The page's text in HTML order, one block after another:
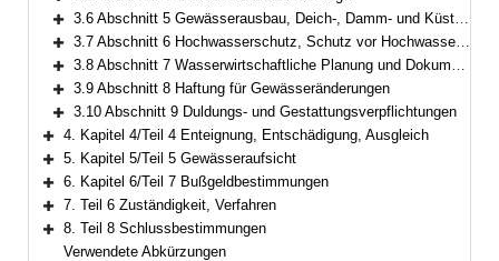
Bereich erweitern
Bereich erweitern
3.6 Abschnitt 5 Gewässerausbau, Deich-, Damm- und Küstenschutzbauten
Bereich erweitern
3.7 Abschnitt 6 Hochwasserschutz, Schutz vor Hochwasser und Dürre, Wasser- und Eisgefahr
Bereich erweitern
3.8 Abschnitt 7 Wasserwirtschaftliche Planung und Dokumentation
Bereich erweitern
3.9 Abschnitt 8 Haftung für Gewässeränderungen
Bereich erweitern
3.10 Abschnitt 9 Duldungs- und Gestattungsverpflichtungen
Bereich erweitern
4. Kapitel 4/Teil 4 Enteignung, Entschädigung, Ausgleich
Bereich erweitern
5. Kapitel 5/Teil 5 Gewässeraufsicht
Bereich erweitern
6. Kapitel 6/Teil 7 Bußgeldbestimmungen
Bereich erweitern
7. Teil 6 Zuständigkeit, Verfahren
Bereich erweitern
8. Teil 8 Schlussbestimmungen
Verwendete Abkürzungen